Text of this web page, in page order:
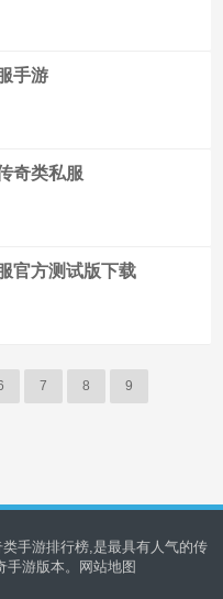
手游
奇类私服
官方测试版下载
7 8 9
手游排行榜,是最具有人气的传
游版本。
网站地图